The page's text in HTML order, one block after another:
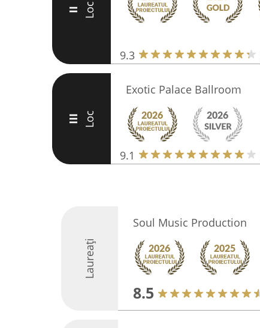
II Loc
9.3
III Loc
Exotic Palace Ballroom
9.1
Laureați
Soul Music Production
8.5